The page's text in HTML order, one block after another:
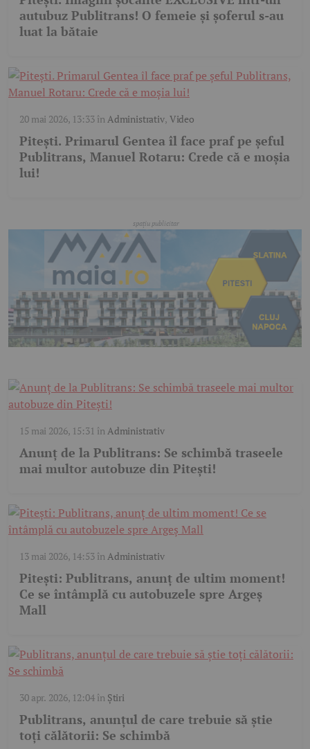
autubuz Publitrans! O femeie și șoferul s-au
luat la bătaie
20 mai 2026, 13:33înAdministrativ, Video
Pitești. Primarul Gentea îl face praf pe șeful
Publitrans, Manuel Rotaru: Crede că e moșia
lui!
15 mai 2026, 15:31 în Administrativ
Anunț de la Publitrans: Se schimbă traseele
mai multor autobuze din Pitești!
13 mai 2026, 14:53în Administrativ
Pitești: Publitrans, anunț de ultim moment!
Ce se întâmplă cu autobuzele spre Argeș
Mall
30 apr. 2026, 12:04în Știri
Publitrans, anunțul de care trebuie să știe
toți călătorii: Se schimbă